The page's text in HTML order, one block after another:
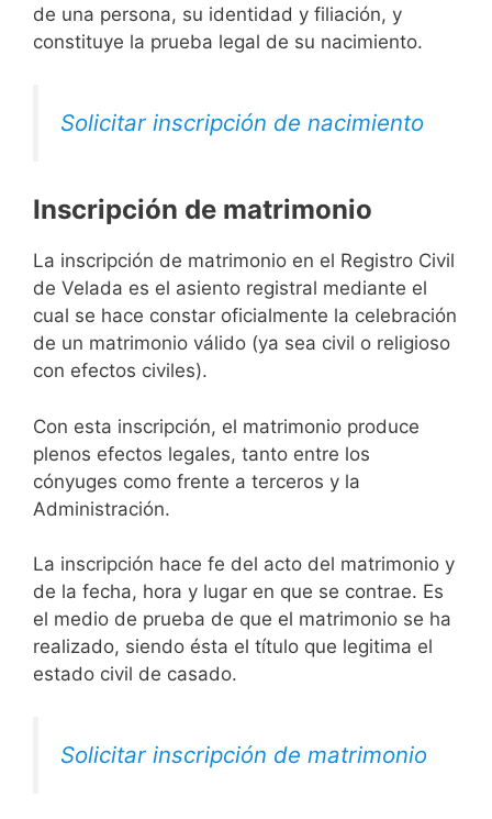
de una persona, su identidad y filiación, y
constituye la prueba legal de su nacimiento.
Solicitar inscripción de nacimiento
Inscripción de matrimonio
La inscripción de matrimonio en el Registro Civil
de Velada es el asiento registral mediante el
cual se hace constar oficialmente la celebración
de un matrimonio válido (ya sea civil o religioso
con efectos civiles).
Con esta inscripción, el matrimonio produce
plenos efectos legales, tanto entre los
cónyuges como frente a terceros y la
Administración.
La inscripción hace fe del acto del matrimonio y
de la fecha, hora y lugar en que se contrae. Es
el medio de prueba de que el matrimonio se ha
realizado, siendo ésta el título que legitima el
estado civil de casado.
Solicitar inscripción de matrimonio